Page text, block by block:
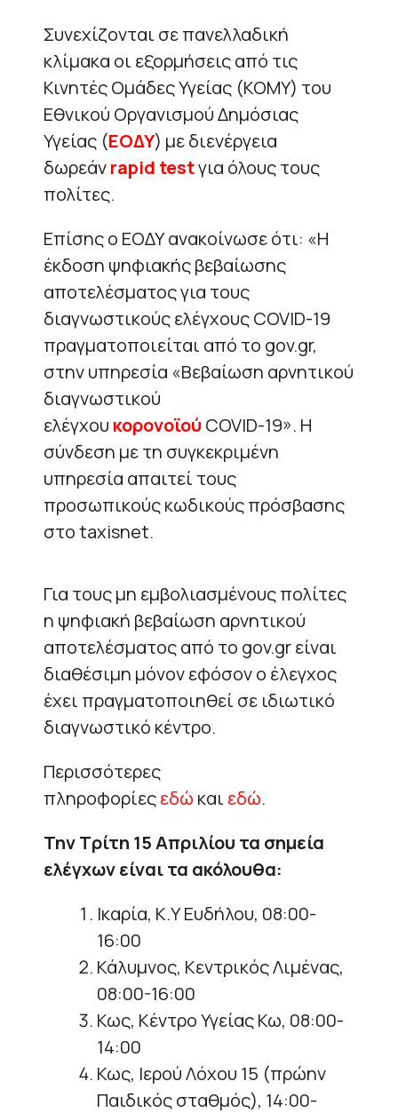
Συνεχίζονται σε πανελλαδική
κλίμακα οι εξορμήσεις από τις
Κινητές Ομάδες Υγείας (ΚΟΜΥ) του
Εθνικού Οργανισμού Δημόσιας
Υγείας (ΕΟΔΥ) με διενέργεια
δωρεάνrapid testγια όλους τους
πολίτες.
Επίσης ο ΕΟΔΥ ανακοίνωσε ότι: «Η
έκδοση ψηφιακής βεβαίωσης
αποτελέσματος για τους
διαγνωστικούς ελέγχους COVID-19
πραγματοποιείται από το gov.gr,
στην υπηρεσία «Βεβαίωση αρνητικού
διαγνωστικού
ελέγχου κορονοϊού COVID-19». Η
σύνδεση με τη συγκεκριμένη
υπηρεσία απαιτεί τους
προσωπικούς κωδικούς πρόσβασης
στο taxisnet.
Για τους μη εμβολιασμένους πολίτες
η ψηφιακή βεβαίωση αρνητικού
αποτελέσματος από το gov.gr είναι
διαθέσιμη μόνον εφόσον ο έλεγχος
έχει πραγματοποιηθεί σε ιδιωτικό
διαγνωστικό κέντρο.
Περισσότερες
πληροφορίεςεδώ και εδώ.
Την Τρίτη 15 Απριλίου τα σημεία
ελέγχων είναι τα ακόλουθα:
Ικαρία, Κ.Υ Ευδήλου, 08:00-
16:00
Κάλυμνος, Κεντρικός Λιμένας,
08:00-16:00
Κως, Κέντρο Υγείας Κω, 08:00-
14:00
Κως, Ιερού Λόχου 15 (πρώην
Παιδικός σταθμός), 14:00-